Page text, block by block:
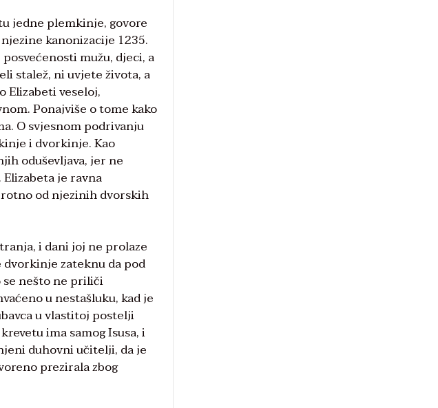
jedne plemkinje, govore
kanonizacije 1235.
mužu, djeci, a
stalež, ni uvjete života, a
Elizabeti veseloj,
Ponajviše o tome kako
O svjesnom podrivanju
i dvorkinje. Kao
oduševljava, jer ne
je ravna
od njezinih dvorskih
i dani joj ne prolaze
dvorkinje zateknu da pod
se nešto ne priliči
u nestašluku, kad je
u vlastitoj postelji
ima samog Isusa, i
duhovni učitelji, da je
prezirala zbog